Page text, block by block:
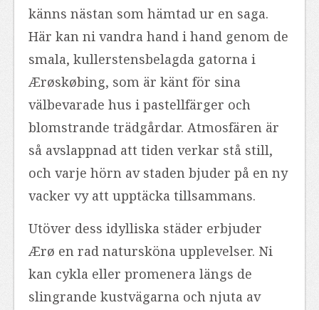
känns nästan som hämtad ur en saga.
Här kan ni vandra hand i hand genom de
smala, kullerstensbelagda gatorna i
Ærøskøbing, som är känt för sina
välbevarade hus i pastellfärger och
blomstrande trädgårdar. Atmosfären är
så avslappnad att tiden verkar stå still,
och varje hörn av staden bjuder på en ny
vacker vy att upptäcka tillsammans.
Utöver dess idylliska städer erbjuder
Ærø en rad natursköna upplevelser. Ni
kan cykla eller promenera längs de
slingrande kustvägarna och njuta av